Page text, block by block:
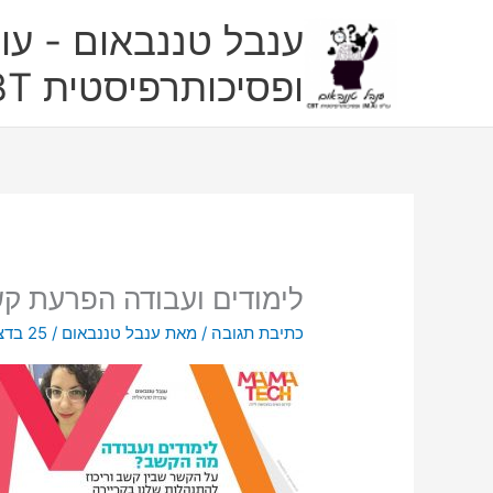
ענבל טננבאום -
ופסיכותרפיסטית CBT
לימודים ועבודה הפרעת קשב
כתיבת תגובה / מאת ענבל טננבאום/ 25 בדצמבר 2018